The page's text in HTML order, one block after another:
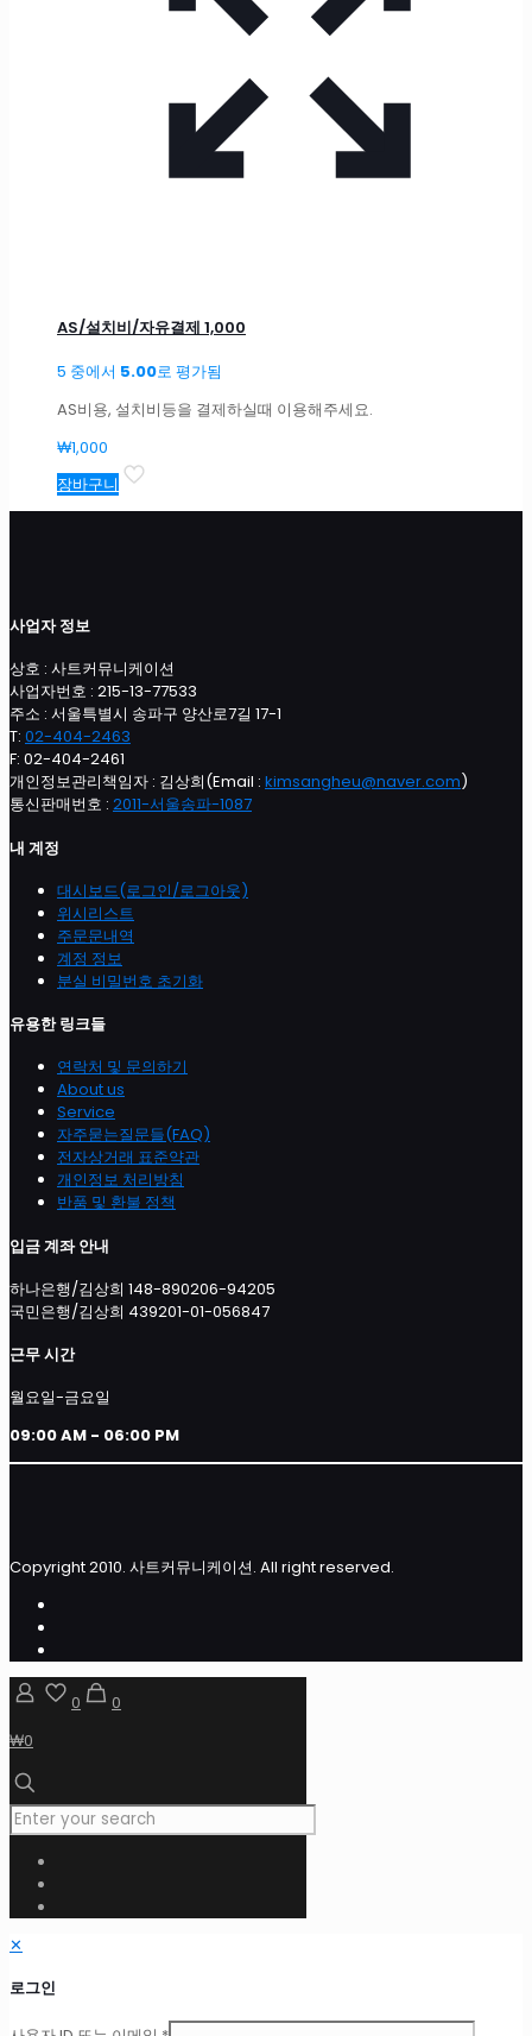
AS/설치비/자유결제 1,000
5 중에서 5.00로 평가됨
AS비용, 설치비등을 결제하실때 이용해주세요.
₩1,000
장바구니
사업자 정보
상호 : 사트커뮤니케이션
사업자번호 : 215-13-77533
주소 : 서울특별시 송파구 양산로7길 17-1
T: 02-404-2463
F: 02-404-2461
개인정보관리책임자 : 김상희(Email : kimsangheu@naver.com)
통신판매번호 : 2011-서울송파-1087
내 계정
대시보드(로그인/로그아웃)
위시리스트
주문문내역
계정 정보
분실 비밀번호 초기화
유용한 링크들
연락처 및 문의하기
About us
Service
자주묻는질문들(FAQ)
전자상거래 표준약관
개인정보 처리방침
반품 및 환불 정책
입금 계좌 안내
하나은행/김상희 148-890206-94205
국민은행/김상희 439201-01-056847
근무 시간
월요일-금요일
09:00 AM - 06:00 PM
Copyright 2010. 사트커뮤니케이션. All right reserved.
0
0
₩0
✕
로그인